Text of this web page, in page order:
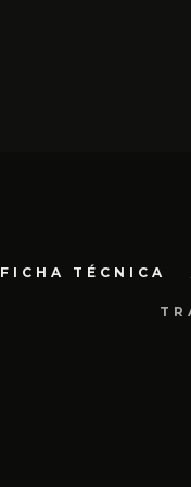
FICHA TÉCNICA